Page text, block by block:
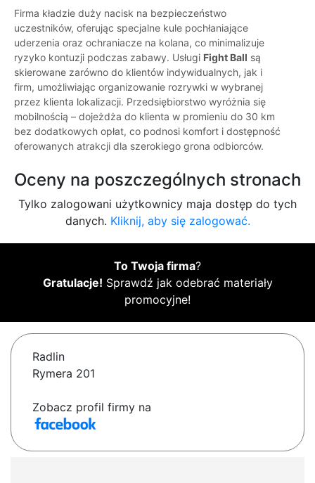
Firma kładzie duży nacisk na bezpieczeństwo
uczestników, oferując specjalne kule pochłaniające
uderzenia oraz ochraniacze na kolana, co minimalizuje
ryzyko kontuzji podczas zabawy. Usługi Fight Ball są
skierowane zarówno do klientów indywidualnych, jak i
firm, umożliwiając organizowanie rozrywki w wybranej
przez klienta lokalizacji. Przedsiębiorstwo wyróżnia się
mobilnością – dojeżdża do klienta w promieniu do 30 km
bez dodatkowych opłat, co podnosi komfort i dostępność
oferowanych atrakcji dla szerokiego grona odbiorców.
Oceny na poszczególnych stronach
Tylko zalogowani użytkownicy maja dostęp do tych
danych. Kliknij, aby się zalogować.
To Twoja firma?
Gratulacje! Sprawdź jak odebrać materiały
promocyjne!
Radlin
Rymera 201
Zobacz profil firmy na